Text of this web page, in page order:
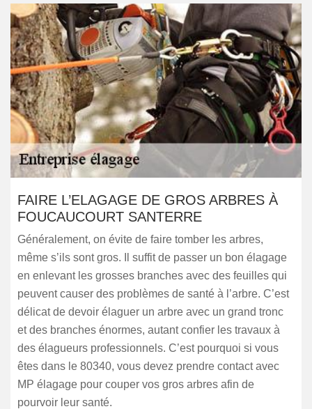
FAIRE L’ELAGAGE DE GROS ARBRES À
FOUCAUCOURT SANTERRE
Généralement, on évite de faire tomber les arbres,
même s’ils sont gros. Il suffit de passer un bon élagage
en enlevant les grosses branches avec des feuilles qui
peuvent causer des problèmes de santé à l’arbre. C’est
délicat de devoir élaguer un arbre avec un grand tronc
et des branches énormes, autant confier les travaux à
des élagueurs professionnels. C’est pourquoi si vous
êtes dans le 80340, vous devez prendre contact avec
MP élagage pour couper vos gros arbres afin de
pourvoir leur santé.